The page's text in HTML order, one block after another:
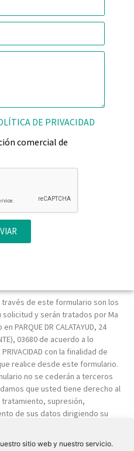
sitio web y nuestro servicio.
DE PRIVACIDAD
comercial de
de este formulario son los
y serán tratados por Ma
PARQUE DR CALATAYUD, 24
03680 de acuerdo a lo
con la finalidad de
realice desde este formulario.
no se cederán a terceros
que usted tiene derecho al
supresión,
de sus datos dirigiendo su